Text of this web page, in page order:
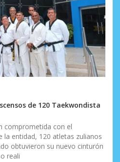
de 120 Taekwondista
comprometida con el
entidad, 120 atletas zulianos
obtuvieron su nuevo cinturón
reali